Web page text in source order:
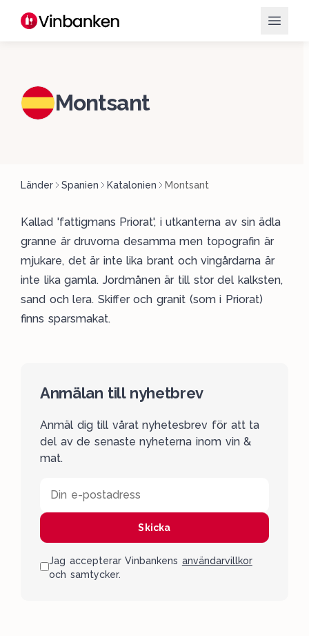
Montsant
Länder Spanien Katalonien Montsant
Kallad 'fattigmans Priorat', i utkanterna av sin ädla
granne är druvorna desamma men topografin är
mjukare, det är inte lika brant och vingårdarna är
inte lika gamla. Jordmånen är till stor del kalksten,
sand och lera. Skiffer och granit (som i Priorat)
finns sparsmakat.
Anmälan till nyhetbrev
Anmäl dig till vårat nyhetesbrev för att ta
del av de senaste nyheterna inom vin &
mat.
Din e-postadress
Skicka
Jag accepterar Vinbankens användarvillkor
och samtycker.